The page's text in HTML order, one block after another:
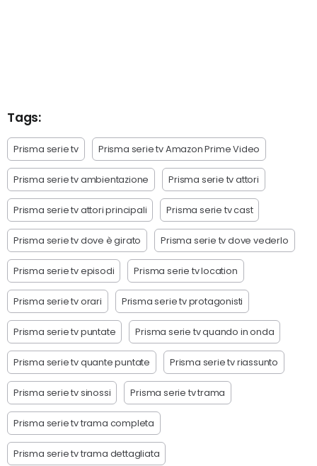
Tags:
Prisma serie tv Prisma serie tv Amazon Prime Video
Prisma serie tv ambientazione Prisma serie tv attori
Prisma serie tv attori principali Prisma serie tv cast
Prisma serie tv dove è girato Prisma serie tv dove vederlo
Prisma serie tv episodi Prisma serie tv location
Prisma serie tv orari Prisma serie tv protagonisti
Prisma serie tv puntate Prisma serie tv quando in onda
Prisma serie tv quante puntate Prisma serie tv riassunto
Prisma serie tv sinossi Prisma serie tv trama
Prisma serie tv trama completa
Prisma serie tv trama dettagliata